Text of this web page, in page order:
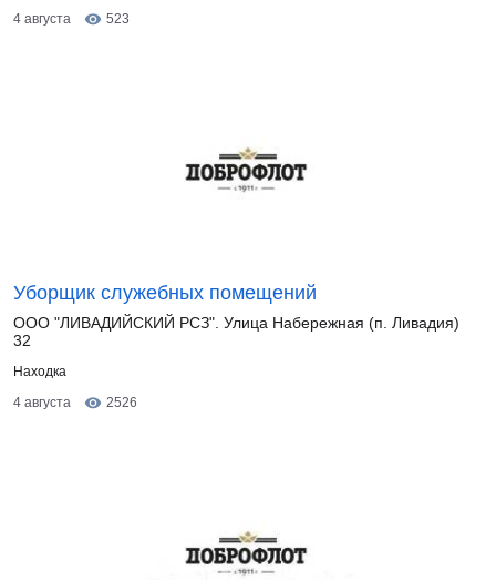
4 августа
523
Уборщик служебных помещений
ООО "ЛИВАДИЙСКИЙ РСЗ". Улица Набережная (п. Ливадия)
32
Находка
4 августа
2526